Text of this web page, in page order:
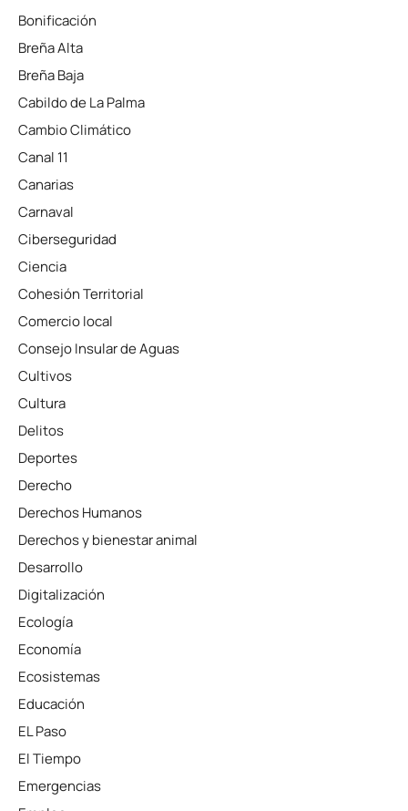
Bonificación
Breña Alta
Breña Baja
Cabildo de La Palma
Cambio Climático
Canal 11
Canarias
Carnaval
Ciberseguridad
Ciencia
Cohesión Territorial
Comercio local
Consejo Insular de Aguas
Cultivos
Cultura
Delitos
Deportes
Derecho
Derechos Humanos
Derechos y bienestar animal
Desarrollo
Digitalización
Ecología
Economía
Ecosistemas
Educación
EL Paso
El Tiempo
Emergencias